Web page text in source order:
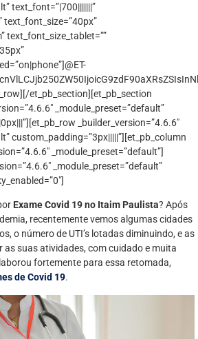
text_font=”|700|||||||”
text_font_size_tablet=””
et_pb_section][et_pb_section
_module_preset=”default”
_builder_version=”4.6.6″
custom_padding=”3px|||||”][et_pb_column
_module_preset=”default”]
_module_preset=”default”
Exame Covid 19 no Itaim Paulista? Após
recentemente vemos algumas cidades
o número de UTI’s lotadas diminuindo, e as
as suas atividades, com cuidado e muita
fortemente para essa retomada,
de Covid 19.